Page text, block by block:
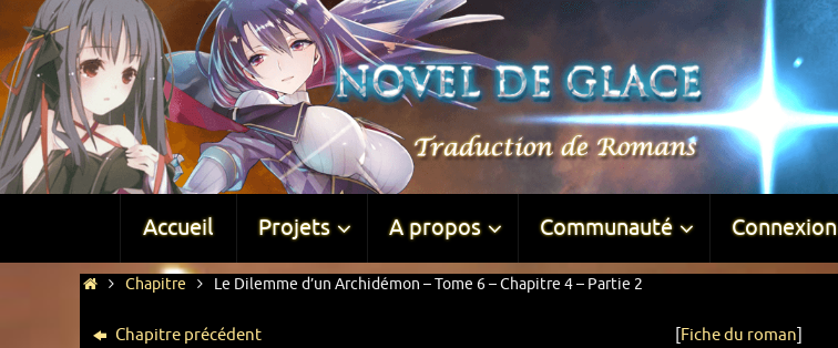
Accueil Projets A propos Communauté Connexion
Chapitre Le Dilemme d’un Archidémon – Tome 6 – Chapitre 4 – Partie 2
Chapitre précédent [Fiche du roman]